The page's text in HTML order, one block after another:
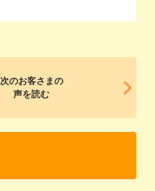
次のお客さまの
声を読む